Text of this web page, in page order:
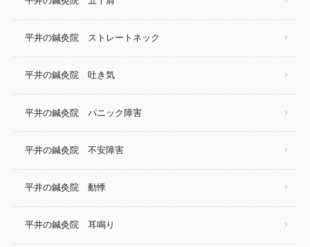
平井の鍼灸院 ストレートネック
平井の鍼灸院 吐き気
平井の鍼灸院 パニック障害
平井の鍼灸院 不安障害
平井の鍼灸院 動悸
平井の鍼灸院 耳鳴り